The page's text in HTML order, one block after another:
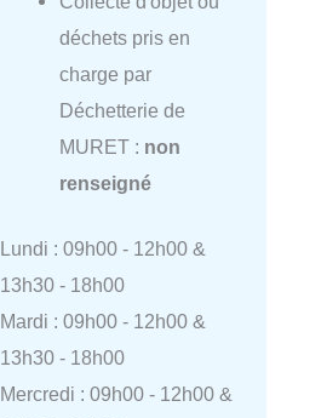
déchets pris en
charge par
Déchetterie de
MURET : non
renseigné
Lundi : 09h00 - 12h00 &
13h30 - 18h00
Mardi : 09h00 - 12h00 &
13h30 - 18h00
Mercredi : 09h00 - 12h00 &